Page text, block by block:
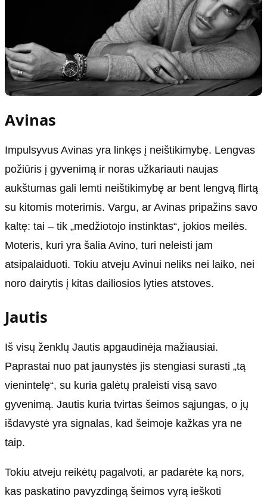
Avinas
Impulsyvus Avinas yra linkęs į neištikimybę. Lengvas
požiūris į gyvenimą ir noras užkariauti naujas
aukštumas gali lemti neištikimybę ar bent lengvą flirtą
su kitomis moterimis. Vargu, ar Avinas pripažins savo
kaltę: tai – tik „medžiotojo instinktas“, jokios meilės.
Moteris, kuri yra šalia Avino, turi neleisti jam
atsipalaiduoti. Tokiu atveju Avinui neliks nei laiko, nei
noro dairytis į kitas dailiosios lyties atstoves.
Jautis
Iš visų ženklų Jautis apgaudinėja mažiausiai.
Paprastai nuo pat jaunystės jis stengiasi surasti „tą
vienintelę“, su kuria galėtų praleisti visą savo
gyvenimą. Jautis kuria tvirtas šeimos sąjungas, o jų
išdavystė yra signalas, kad šeimoje kažkas yra ne
taip.
Tokiu atveju reikėtų pagalvoti, ar padarėte ką nors,
kas paskatino pavyzdingą šeimos vyrą ieškoti